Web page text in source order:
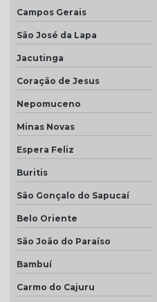
Campos Gerais
São José da Lapa
Jacutinga
Coração de Jesus
Nepomuceno
Minas Novas
Espera Feliz
Buritis
São Gonçalo do Sapucaí
Belo Oriente
São João do Paraíso
Bambuí
Carmo do Cajuru